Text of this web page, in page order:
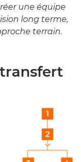
une équipe
long terme,
terrain.